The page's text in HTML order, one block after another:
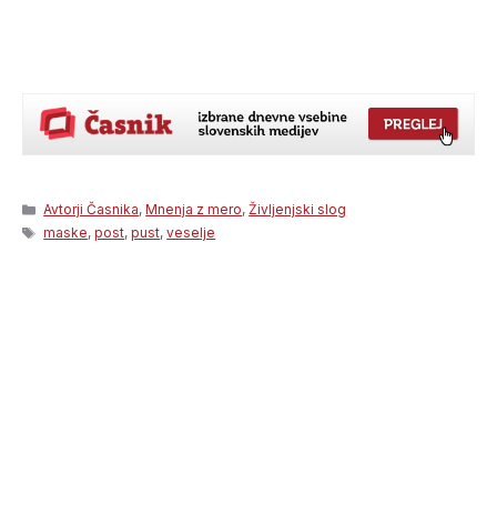
Categories
Avtorji Časnika,Mnenja z mero,Življenjski slog
Tags
maske,post,pust,veselje